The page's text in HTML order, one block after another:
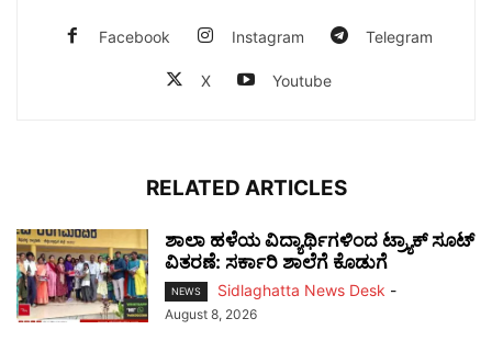
Facebook Instagram Telegram
X Youtube
RELATED ARTICLES
ಶಾಲಾ ಹಳೆಯ ವಿದ್ಯಾರ್ಥಿಗಳಿಂದ ಟ್ರ್ಯಾಕ್‌ ಸೂಟ್
ವಿತರಣೆ: ಸರ್ಕಾರಿ ಶಾಲೆಗೆ ಕೊಡುಗೆ
NEWS Sidlaghatta News Desk -
August 8, 2026